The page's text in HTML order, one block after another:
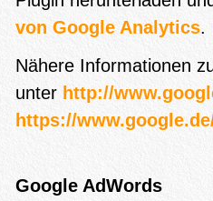
von Google Analytics.
Nähere Informationen
unter http://
https://
Google AdWords